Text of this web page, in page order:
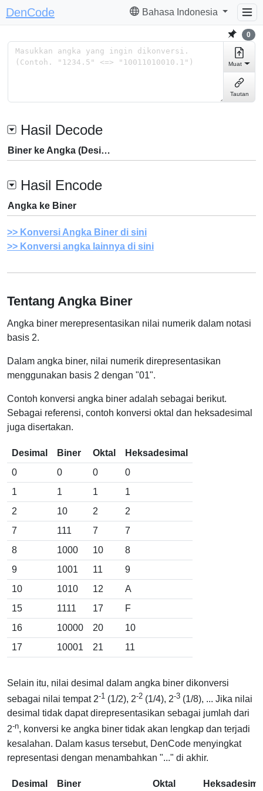
DenCode Bahasa Indonesia
0
Muat
Tautan
Hasil Decode
Biner ke Angka (Desimal)
Hasil Encode
Angka ke Biner
Konversi Angka Biner di sini
Konversi angka lainnya di sini
Tentang Angka Biner
Angka biner merepresentasikan nilai numerik dalam notasi
basis 2.
Dalam angka biner, nilai numerik direpresentasikan
menggunakan basis 2 dengan "01".
Contoh konversi angka biner adalah sebagai berikut.
Sebagai referensi, contoh konversi oktal dan heksadesimal
juga disertakan.
Desimal Biner Oktal
Heksadesimal
0
0 0
0
1
1 1
1
2
10 2
2
7
111 7
7
8
1000 10
8
9
1001 11
9
10
1010 12
A
15
1111 17
F
16
10000 20
10
17
10001 21 11
Selain itu, nilai desimal dalam angka biner dikonversi
sebagai nilai tempat 2-1 (1/2), 2-2 (1/4), 2-3 (1/8), ... Jika nilai
desimal tidak dapat direpresentasikan sebagai jumlah dari
2-n, konversi ke angka biner tidak akan lengkap dan terjadi
kesalahan. Dalam kasus tersebut, DenCode menyingkat
representasi dengan menambahkan "..." di akhir.
Desimal Biner Oktal